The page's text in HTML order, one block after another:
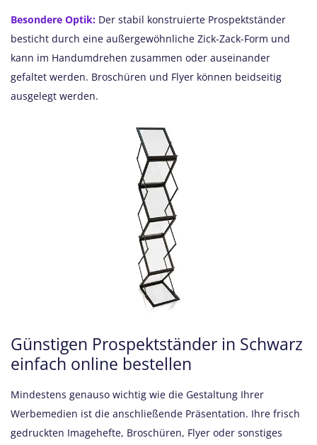
Besondere Optik: Der stabil konstruierte Prospektständer
besticht durch eine außergewöhnliche Zick-Zack-Form und
kann im Handumdrehen zusammen oder auseinander
gefaltet werden. Broschüren und Flyer können beidseitig
ausgelegt werden.
Günstigen Prospektständer in Schwarz
einfach online bestellen
Mindestens genauso wichtig wie die Gestaltung Ihrer
Werbemedien ist die anschließende Präsentation. Ihre frisch
gedruckten Imagehefte, Broschüren, Flyer oder sonstiges